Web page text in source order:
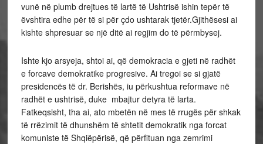
vunë në plumb drejtues të lartë të Ushtrisë ishin tepër të
ëvshtira edhe për të si për çdo ushtarak tjetër.Gjithësesi ai
kishte shpresuar se një ditë ai regjim do të përmbysej.
Ishte kjo arsyeja, shtoi ai, që demokracia e gjeti në radhët
e forcave demokratike progresive. Ai tregoi se si gjatë
presidencës të dr. Berishës, iu përkushtua reformave në
radhët e ushtrisë, duke mbajtur detyra të larta.
Fatkeqsisht, tha ai, ato mbetën në mes të rrugës për shkak
të rrëzimit të dhunshëm të shtetit demokratik nga forcat
komuniste të Shqiëpërisë, që përfituan nga zemrimi